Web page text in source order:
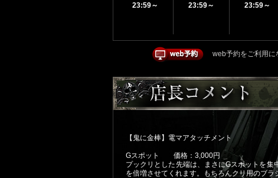
23:59～ 23:59～ 23:59～
web予約をご利用に
【鬼に金棒】電マアタッチメント
Gスポット 価格：3,000円
プックリとした先端は、まさにGスポットを
を倍増させてくれます。もちろんクリ用のブ